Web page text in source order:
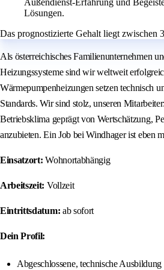
Außendienst-Erfahrung und
Lösungen.
Das prognostizierte Gehalt liegt zwischen
Als österreichisches Familienunternehmen
Heizungssysteme sind wir weltweit
Wärmepumpenheizungen setzen technisch
Standards. Wir sind stolz, unseren
Betriebsklima geprägt von Wertschätzung,
anzubieten. Ein Job bei Windhager ist eben
Einsatzort: Wohnortabhängig
Arbeitszeit: Vollzeit
Eintrittsdatum: ab sofort
Dein Profil:
Abgeschlossene, technische